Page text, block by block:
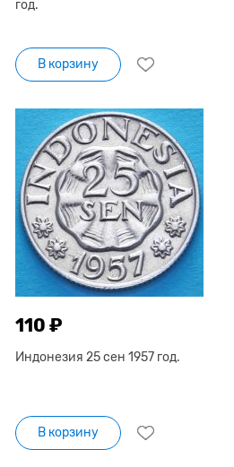
год.
В корзину
110 ₽
Индонезия 25 сен 1957 год.
В корзину